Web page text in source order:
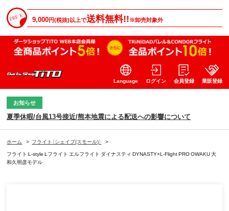
9,000円(税抜)以上で送料無料!!※卸売対象外
Language ログイン 会員登録 業販登録
お知らせ
夏季休暇/台風13号接近/熊本地震による配送への影響について
ホーム > フライト（シェイプ(スモール)）
>
フライト L-style Lフライト エルフライト ダイナスティ DYNASTY×L-Flight PRO OWAKU 大
和久明彦モデル